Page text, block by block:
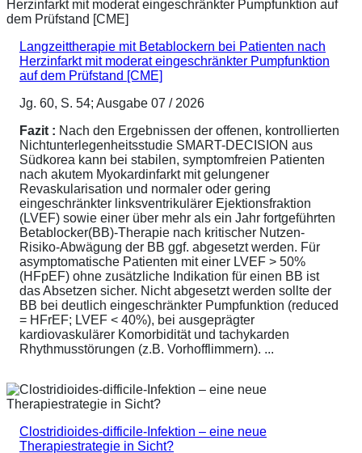
Langzeittherapie mit Betablockern bei Patienten nach
Herzinfarkt mit moderat eingeschränkter Pumpfunktion
auf dem Prüfstand [CME]
Jg. 60, S. 54; Ausgabe 07 / 2026
Fazit : Nach den Ergebnissen der offenen, kontrollierten
Nichtunterlegenheitsstudie SMART-DECISION aus
Südkorea kann bei stabilen, symptomfreien Patienten
nach akutem Myokardinfarkt mit gelungener
Revaskularisation und normaler oder gering
eingeschränkter linksventrikulärer Ejektionsfraktion
(LVEF) sowie einer über mehr als ein Jahr fortgeführten
Betablocker(BB)-Therapie nach kritischer Nutzen-
Risiko-Abwägung der BB ggf. abgesetzt werden. Für
asymptomatische Patienten mit einer LVEF > 50%
(HFpEF) ohne zusätzliche Indikation für einen BB ist
das Absetzen sicher. Nicht abgesetzt werden sollte der
BB bei deutlich eingeschränkter Pumpfunktion (reduced
= HFrEF; LVEF < 40%), bei ausgeprägter
kardiovaskulärer Komorbidität und tachykarden
Rhythmusstörungen (z.B. Vorhofflimmern). ...
Clostridioides-difficile-Infektion – eine neue
Therapiestrategie in Sicht?